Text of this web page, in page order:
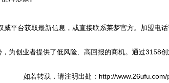
平台获取最新信息，或直接联系莱梦官方。加盟电
为创业者提供了低风险、高回报的商机。通过3158
如若转载，请注明出处：http://